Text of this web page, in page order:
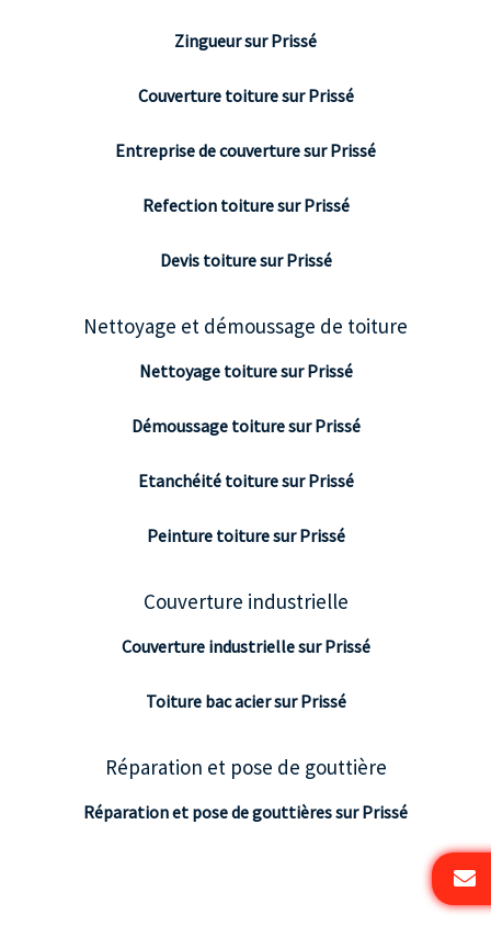
Zingueur sur Prissé
Couverture toiture sur Prissé
Entreprise de couverture sur Prissé
Refection toiture sur Prissé
Devis toiture sur Prissé
Nettoyage et démoussage de toiture
Nettoyage toiture sur Prissé
Démoussage toiture sur Prissé
Etanchéité toiture sur Prissé
Peinture toiture sur Prissé
Couverture industrielle
Couverture industrielle sur Prissé
Toiture bac acier sur Prissé
Réparation et pose de gouttière
Réparation et pose de gouttières sur Prissé